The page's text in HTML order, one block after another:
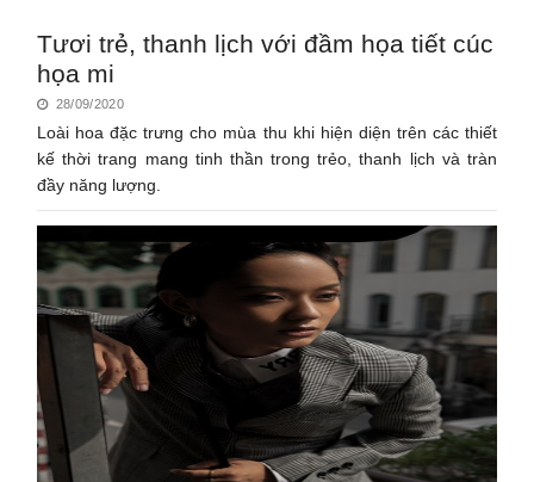
Tươi trẻ, thanh lịch với đầm họa tiết cúc
họa mi
28/09/2020
Loài hoa đặc trưng cho mùa thu khi hiện diện trên các thiết
kế thời trang mang tinh thần trong trẻo, thanh lịch và tràn
đầy năng lượng.